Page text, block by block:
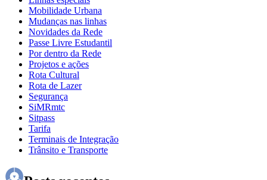
Mobilidade Urbana
Mudanças nas linhas
Novidades da Rede
Passe Livre Estudantil
Por dentro da Rede
Projetos e ações
Rota Cultural
Rota de Lazer
Segurança
SiMRmtc
Sitpass
Tarifa
Terminais de Integração
Trânsito e Transporte